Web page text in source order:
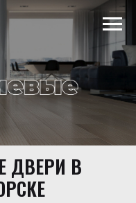
Scroll to top →
ДВЕРИ В